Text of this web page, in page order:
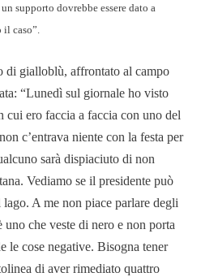
supporto dovrebbe essere dato a
caso”.
di gialloblù, affrontato al campo
“Lunedì sul giornale ho visto
cui ero faccia a faccia con uno del
c’entrava niente con la festa per
sarà dispiaciuto di non
Vediamo se il presidente può
A me non piace parlare degli
che veste di nero e non porta
le cose negative. Bisogna tener
di aver rimediato quattro